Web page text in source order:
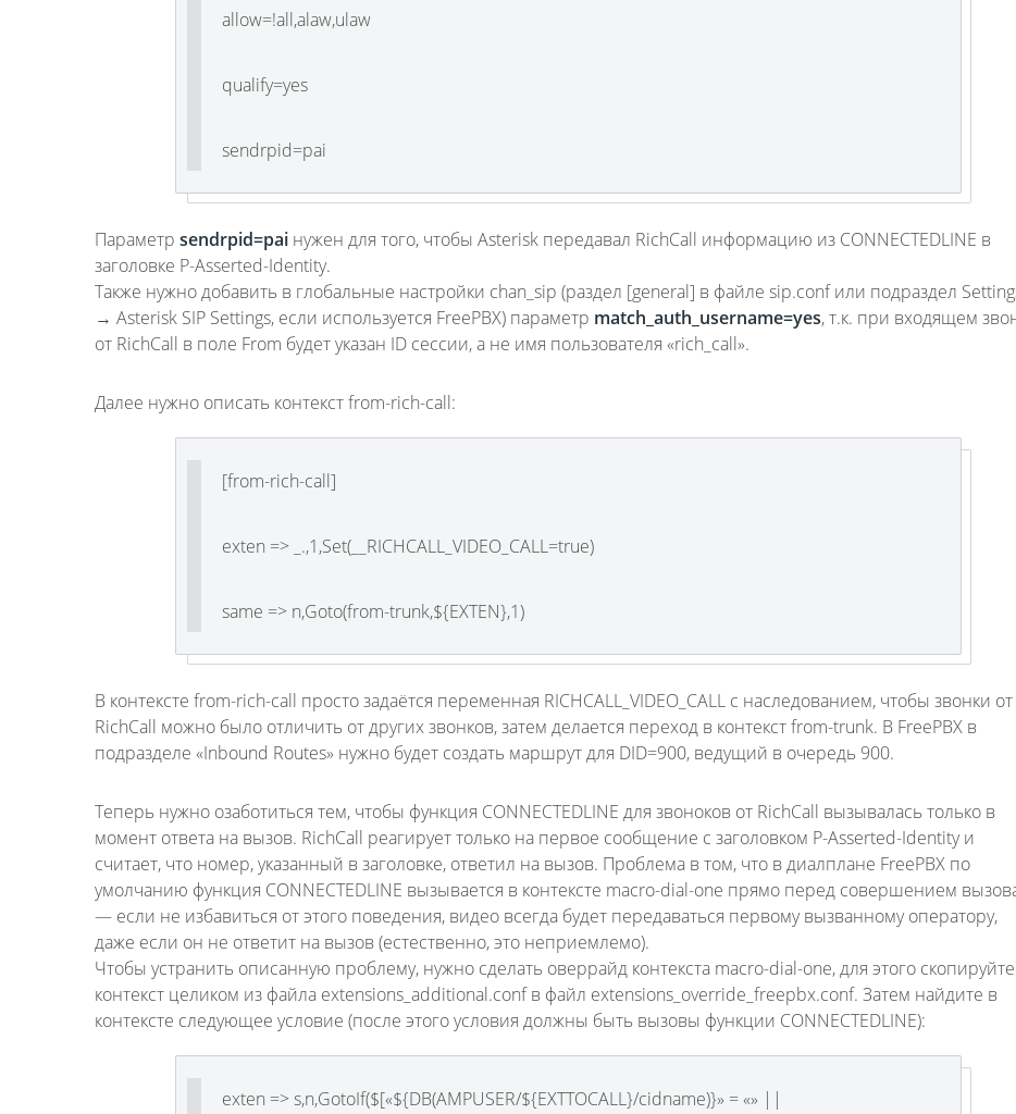
allow=!all,alaw,ulaw
qualify=yes
sendrpid=pai
Параметр sendrpid=pai нужен для того, чтобы Asterisk передавал RichCall информацию из CONNECTEDLINE в
заголовке P-Asserted-Identity.
Также нужно добавить в глобальные настройки chan_sip (раздел [general] в файле sip.conf или подраздел
→ Asterisk SIP Settings, если используется FreePBX) параметр match_auth_username=yes, т.к. при входящем
от RichCall в поле From будет указан ID сессии, а не имя пользователя «rich_call».
Далее нужно описать контекст from-rich-call:
[from-rich-call]
exten => _.,1,Set(__RICHCALL_VIDEO_CALL=true)
same => n,Goto(from-trunk,${EXTEN},1)
В контексте from-rich-call просто задаётся переменная RICHCALL_VIDEO_CALL с наследованием, чтобы звонки от
RichCall можно было отличить от других звонков, затем делается переход в контекст from-trunk. В FreePBX в
подразделе «Inbound Routes» нужно будет создать маршрут для DID=900, ведущий в очередь 900.
Теперь нужно озаботиться тем, чтобы функция CONNECTEDLINE для звоноков от RichCall вызывалась только в
момент ответа на вызов. RichCall реагирует только на первое сообщение с заголовком P-Asserted-Identity и
считает, что номер, указанный в заголовке, ответил на вызов. Проблема в том, что в диалплане FreePBX по
умолчанию функция CONNECTEDLINE вызывается в контексте macro-dial-one прямо перед совершением
— если не избавиться от этого поведения, видео всегда будет передаваться первому вызванному оператору,
даже если он не ответит на вызов (естественно, это неприемлемо).
Чтобы устранить описанную проблему, нужно сделать оверрайд контекста macro-dial-one, для этого скопируйте
контекст целиком из файла extensions_additional.conf в файл extensions_override_freepbx.conf. Затем найдите в
контексте следующее условие (после этого условия должны быть вызовы функции CONNECTEDLINE):
exten => s,n,GotoIf($[«${DB(AMPUSER/${EXTTOCALL}/cidname)}» = «» ||